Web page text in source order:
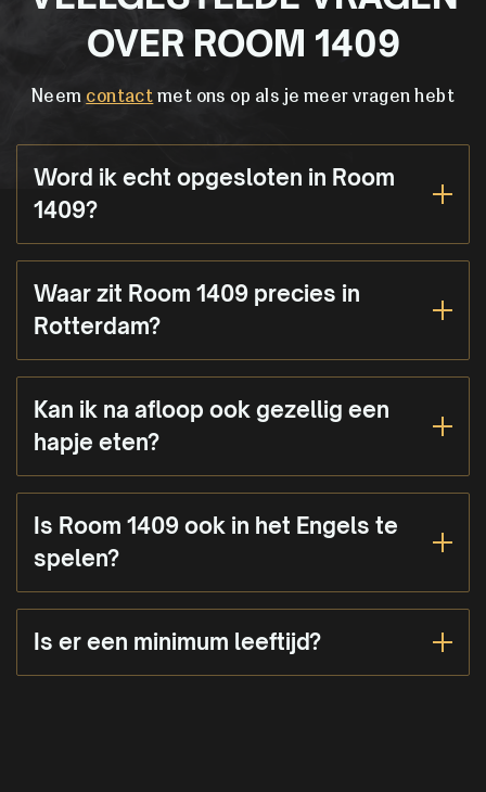
OVER ROOM 1409
Neem contact met ons op als je meer vragen hebt
Word ik echt opgesloten in Room
1409?
Waar zit Room 1409 precies in
Rotterdam?
Kan ik na afloop ook gezellig een
hapje eten?
Is Room 1409 ook in het Engels te
spelen?
Is er een minimum leeftijd?